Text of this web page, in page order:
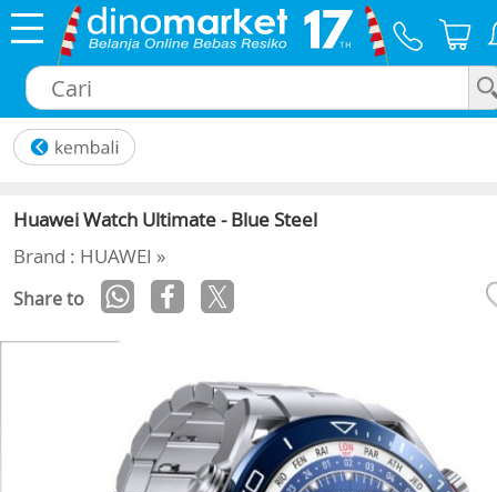
Huawei Watch Ultimate - Blue Steel
Brand : HUAWEI »
Share to